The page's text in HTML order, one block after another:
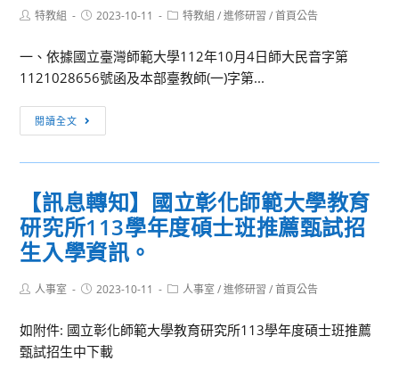
度
試
入
學
名
資
訊
南
際
大
學
語
文
學
系
113
年
碩、
博
Post特教組
Post2023-10-11
Post特教組 / 進修研習 / 首頁公告
一、依據國立臺灣師範大學112年10月4日師大民音字第
1121028656號函及本部臺教師(一)字第...
閱讀全文
息
轉
國
立
臺
灣
師
大
學
【訊息轉知】國立彰化師範大學教育
研究所113學年度碩士班推薦甄試招
生入學資訊。
Post人事室
Post2023-10-11
Post人事室 / 進修研習 / 首頁公告
如附件: 國立彰化師範大學教育研究所113學年度碩士班推薦
甄試招生中下載